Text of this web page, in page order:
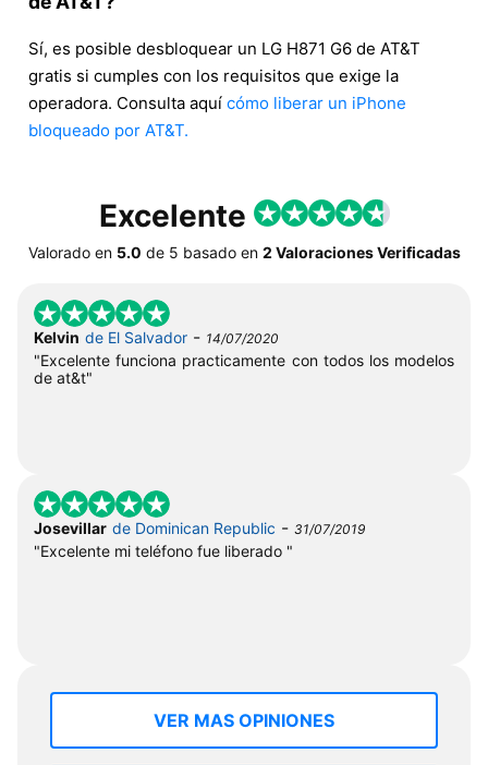
Sí, es posible desbloquear un LG H871 G6 de AT&T
gratis si cumples con los requisitos que exige la
operadora. Consulta aquí cómo liberar un iPhone
bloqueado por AT&T.
Excelente
Valorado en 5.0 de 5 basado en 2 Valoraciones Verificadas
Kelvin de El Salvador - 14/07/2020
"Excelente funciona practicamente con todos los modelos
de at&t"
Josevillar de Dominican Republic - 31/07/2019
"Excelente mi teléfono fue liberado "
VER MAS OPINIONES